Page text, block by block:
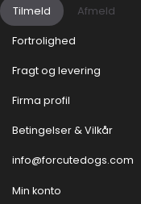
Tilmeld Afmeld
Fortrolighed
Fragt og levering
Firma profil
Betingelser & Vilkår
info@forcutedogs.com
Min konto